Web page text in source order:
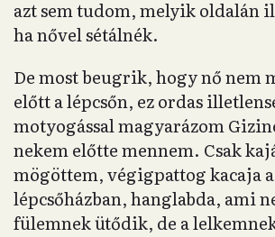
azt sem tudom, melyik oldalán
ha nővel sétálnék.
De most beugrik, hogy nő nem
előtt a lépcsőn, ez ordas
motyogással magyarázom
nekem előtte mennem. Csak
mögöttem, végigpattog kacaja a
lépcsőházban, hanglabda, ami
fülemnek ütődik, de a